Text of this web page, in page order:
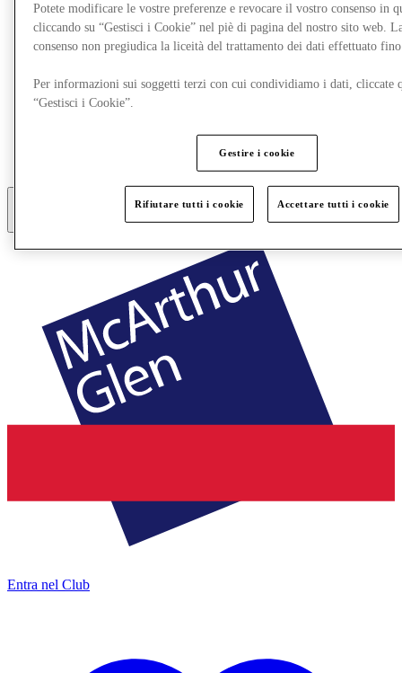
Ristoranti
Entra nel Club
Potete modificare le vostre preferenze e revocare il vostro consenso in
cliccando su “Gestisci i Cookie” nel piè di pagina del nostro sito web.
consenso non pregiudica la liceità del trattamento dei dati effettuato
Per informazioni sui soggetti terzi con cui condividiamo i dati, cliccate
“Gestisci i Cookie”.
Gestire i cookie
Rifiutare tutti i cookie Accettare tutti i cookie